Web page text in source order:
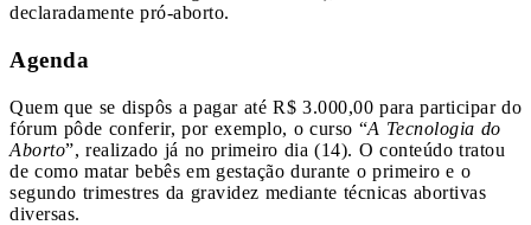
declaradamente pró-aborto.
Agenda
Quem que se dispôs a pagar até R$ 3.000,00 para participar do
fórum pôde conferir, por exemplo, o curso “A Tecnologia do
Aborto”, realizado já no primeiro dia (14). O conteúdo tratou
de como matar bebês em gestação durante o primeiro e o
segundo trimestres da gravidez mediante técnicas abortivas
diversas.